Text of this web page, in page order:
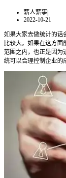
薪人薪事|
2022-10-21
如果大家去做统计的话
比较大。如果在这方
范围之内，也正是因为
统可以合理控制企业的